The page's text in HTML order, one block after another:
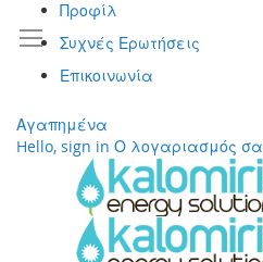
Προφίλ
Συχνές Ερωτήσεις
Επικοινωνία
Αγαπημένα
Hello, sign in Ο λογαριασμός